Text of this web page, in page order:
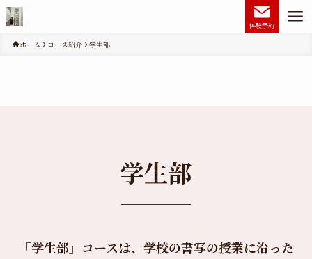
体験予約
ホーム コース紹介 学生部
学生部
「学生部」コースは、学校の書写の授業に沿った